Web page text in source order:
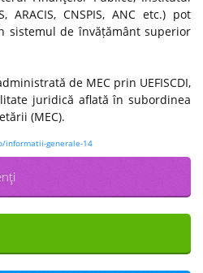
ARACIS, CNSPIS, ANC etc.) pot
sistemul de învățământ superior
de MEC prin UEFISCDI,
juridică aflată în subordinea
(MEC).
informatii-generale-14